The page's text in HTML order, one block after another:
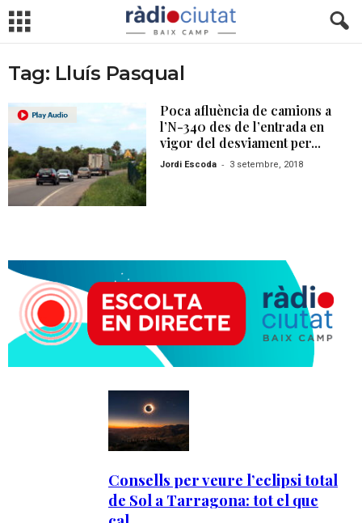
Tag: Lluís Pasqual
Poca afluència de camions a
l’N-340 des de l’entrada en
vigor del desviament per...
Jordi Escoda - 3 setembre, 2018